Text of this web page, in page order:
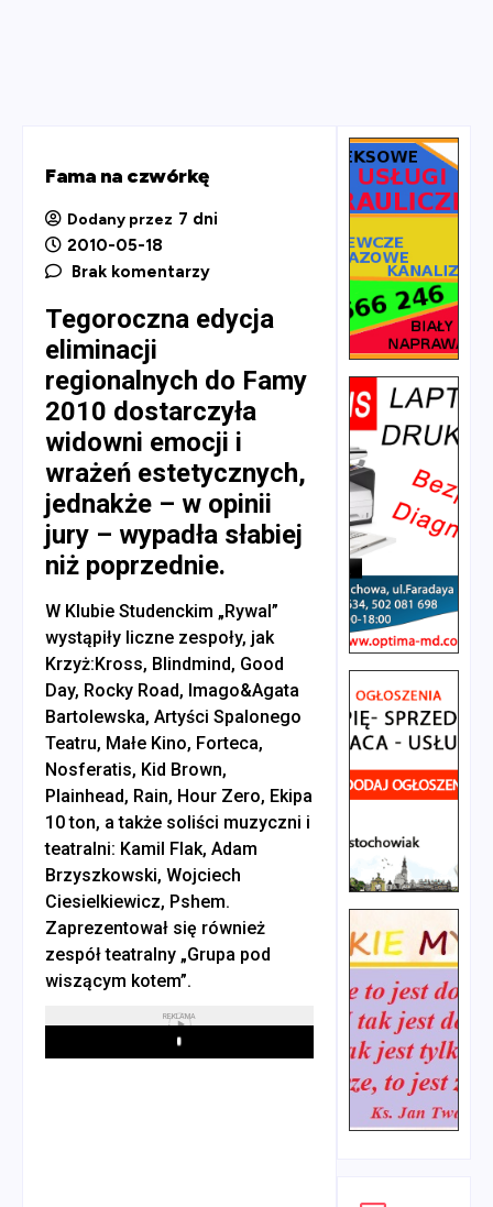
Fama na czwórkę
Dodany przez 7 dni
2010-05-18
Brak komentarzy
Tegoroczna edycja
eliminacji
regionalnych do Famy
2010 dostarczyła
widowni emocji i
wrażeń estetycznych,
jednakże – w opinii
jury – wypadła słabiej
niż poprzednie.
W Klubie Studenckim „Rywal”
wystąpiły liczne zespoły, jak
Krzyż:Kross, Blindmind, Good
Day, Rocky Road, Imago&Agata
Bartolewska, Artyści Spalonego
Teatru, Małe Kino, Forteca,
Nosferatis, Kid Brown,
Plainhead, Rain, Hour Zero, Ekipa
10 ton, a także soliści muzyczni i
teatralni: Kamil Flak, Adam
Brzyszkowski, Wojciech
Ciesielkiewicz, Pshem.
Zaprezentował się również
zespół teatralny „Grupa pod
wiszącym kotem”.
REKLAMA
Play